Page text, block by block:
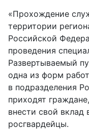
«Прохождение
территории
Российской
проведения
Развертываемый
одна из форм
в подразделения
приходят
внести свой
росгвардейцы.